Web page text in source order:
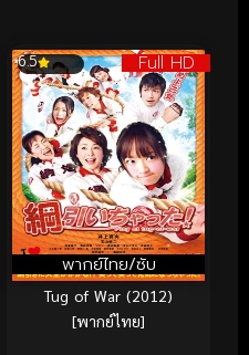
Full HD
พากย์ไทย/ซับ
6.5
Tug of War (2012)
[พากย์ไทย]